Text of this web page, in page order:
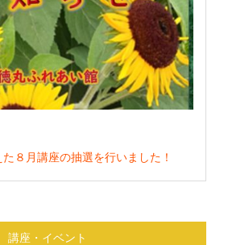
８月講座の抽選を行いました！
講座・イベント